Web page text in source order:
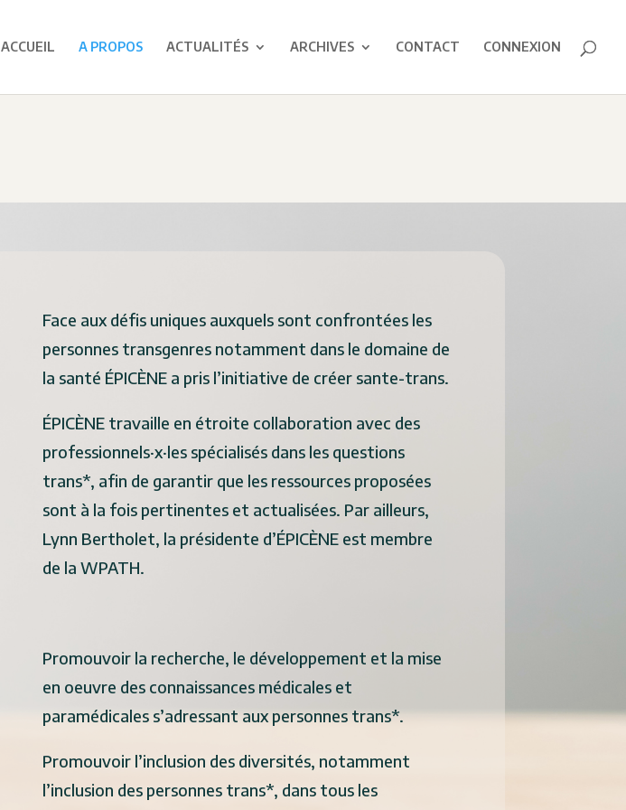
ACCUEIL A PROPOS ACTUALITÉS ARCHIVES CONTACT CONNEXION
Face aux défis uniques auxquels sont confrontées les
personnes transgenres notamment dans le domaine de
la santé ÉPICÈNE a pris l’initiative de créer sante-trans.
ÉPICÈNE travaille en étroite collaboration avec des
professionnels·x·les spécialisés dans les questions
trans*, afin de garantir que les ressources proposées
sont à la fois pertinentes et actualisées. Par ailleurs,
Lynn Bertholet, la présidente d’ÉPICÈNE est membre
de la WPATH.
Promouvoir la recherche, le développement et la mise
en oeuvre des connaissances médicales et
paramédicales s’adressant aux personnes trans*.
Promouvoir l’inclusion des diversités, notamment
l’inclusion des personnes trans*, dans tous les